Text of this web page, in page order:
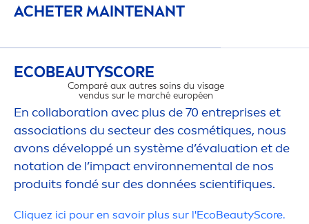
ACHETER MAINTENANT
ECOBEAUTYSCORE
IMPACT
Comparé aux autres soins du visage
vendus sur le marché européen
En collaboration avec plus de 70 entreprises et
associations du secteur des cosmétiques, nous
avons développé un système d’évaluation et de
notation de l’impact environnemental de nos
produits fondé sur des données scientifiques.​
Cliquez ici pour en savoir plus sur l'EcoBeautyScore.